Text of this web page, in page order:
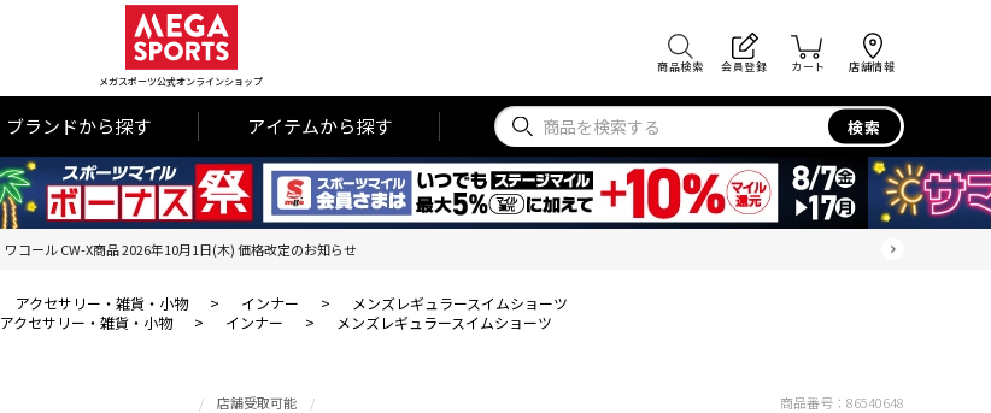
メガスポーツ公式オンラインショップ
商品検索 会員登録 カート 店舗情報
ブランドから探す アイテムから探す 検索
ワコール CW-X商品 2026年10月1日(木) 価格改定のお知らせ
アクセサリー・雑貨・小物 > インナー >
メンズレギュラースイムショーツ
アクセサリー・雑貨・小物 > インナー > メンズレギュラースイムショーツ
店舗受取可能 商品番号： 86540648